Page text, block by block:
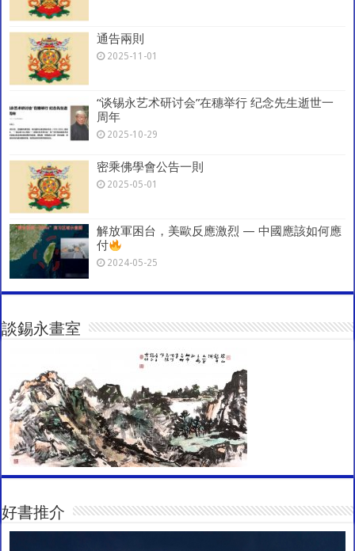
通告兩則
2025-11-01
“谈锡永艺术研讨会”在穗举行 纪念先生逝世一
周年
2025-10-29
密乘佛學會公告一則
2025-05-01
解放軍困台，美歐反應激烈 — 中國應該如何應
付
2024-05-25
談錫永畫室
好書推介